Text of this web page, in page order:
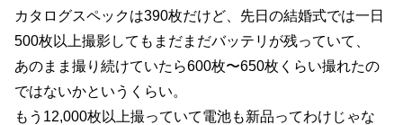
カタログスペックは390枚だけど、先日の結婚式では一日
500枚以上撮影してもまだまだバッテリが残っていて、
あのまま撮り続けていたら600枚〜650枚くらい撮れたの
ではないかというくらい。
もう12,000枚以上撮っていて電池も新品ってわけじゃな